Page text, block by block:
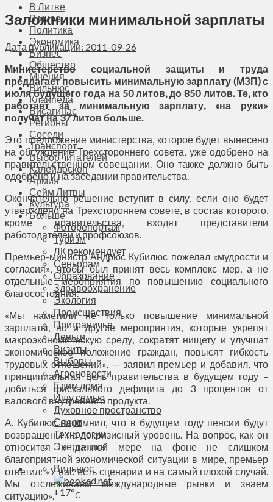
В Литве
В мире
Политика
Экономика
Бизнес
Общество
Мнения
Вильнюс
Клайпеда
Висагинас
Регионы
Соседи
Транспорт
Выбор читателей
Калейдоскоп
Армия
Сейм Литвы
Культура
Больше
Фоторепортаж
Туризм
ЛК рекомендует
Сеньорам
Образование
Здравоохранение
Экология
Происшествия
Приграничье
Деньги
Визиты
Выборы
Агроновости
Едим дома
Ищу семью
Духовное пространство
Спорт
Технологии
Энергетика
Вильнюс
+17°C
Заложники минимальной зарплаты
Дата публикации: 2011-09-26
Министерство социальной защиты и труда
предлагает повысить минимальную зарплату (МЗП) с
июля будущего года на 50 литов, до 850 литов. Те, кто
работает за минимальную зарплату, «на руки»
получат на 37 литов больше.
Это предложение министерства, которое будет вынесено
на обсуждение Трехстороннего совета, уже одобрено на
правительственном совещании. Оно также должно быть
одобрено и на заседании правительства.
Окончательно решение вступит в силу, если оно будет
утверждено на Трехстороннем совете, в состав которого,
кроме правительства, входят представители
работодателей и профсоюзов.
Премьер-министр Андрюс Кубилюс пожелал «мудрости и
согласия», чтобы был принят весь комплекс мер, а не
отдельные мероприятия по повышению социального
благосостояния.
«Мы наметили не только повышение минимальной
зарплаты, но и другие мероприятия, которые укрепят
макроэкономическую среду, сократят нищету и улучшат
экономическое положение граждан, повысят гибкость
трудовых отношений», — заявил премьер и добавил, что
принципиальная цель правительства в будущем году –
добиться фискального дефицита до 3 процентов от
валового внутреннего продукта.
А. Кубилюс напомнил, что в будущем году пенсии будут
возвращены на докризисный уровень. На вопрос, как он
относится к данной мере на фоне не слишком
благоприятной экономической ситуации в мире, премьер
ответил: «У нас есть сценарии и на самый плохой случай.
Мы отслеживаем международные рынки и знаем
ситуацию».